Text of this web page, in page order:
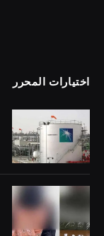
اختيارات المحرر